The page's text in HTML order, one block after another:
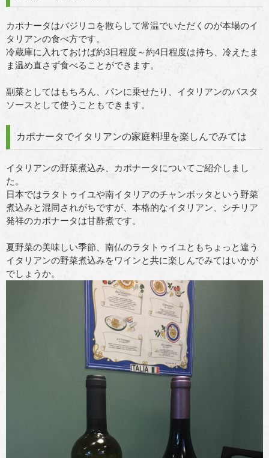
カポナータはバジリコを散らして常温でいただくのが本場のイ
タリアンの食べ方です。
冷蔵庫に入れておけば約3日程度～約4日程度は持ち、冷えたま
ま温め直さず食べることができます。
副菜としてはもちろん、パンに乗せたり、イタリアンのパスタ
ソースとして使うこともできます。
カポナータでイタリアンの家庭料理を楽しんでみては
イタリアンの野菜煮込み、カポナータについてご紹介しまし
た。
日本ではラタトゥイユや南イタリアのチャンボッタという野菜
煮込みと混同されがちですが、本格的なイタリアン、シチリア
発祥のカポナータは甘酢煮です。
夏野菜の美味しい季節、南仏のラタトゥイユともちょっと違う
イタリアンの野菜煮込みをワインと共に楽しんでみてはいかが
でしょうか。